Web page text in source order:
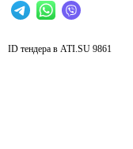
ID тендера в ATI.SU 9861